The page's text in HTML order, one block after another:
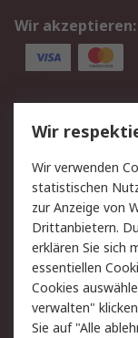
Wir akzeptieren:
Service
Value Added
Hilfe
Rechtliches
AGB
Cookie-
Copyright/
Wir
Wir verwenden
statistischen
zur Anzeige von
Drittanbietern.
erklären Sie sich
essentiellen
Cookies
verwalten"
Sie auf "Alle